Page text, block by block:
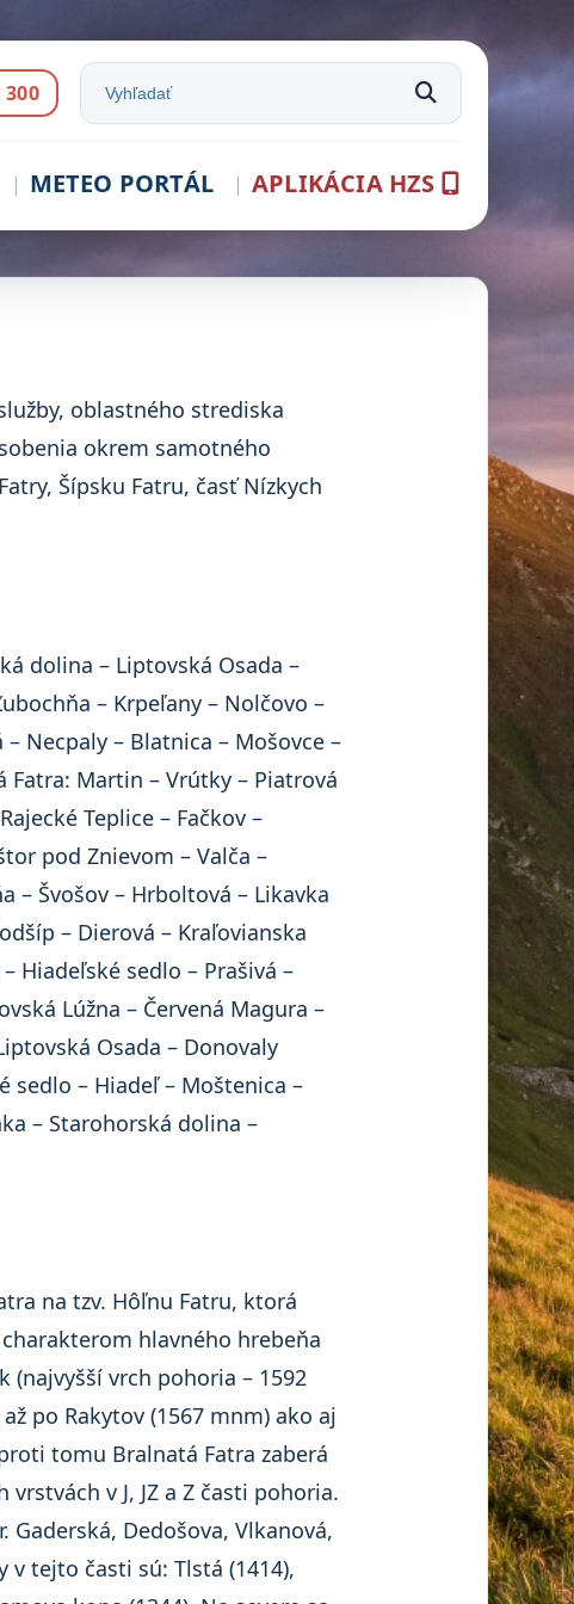
300 Vyhľadať na stránke
METEO PORTÁL APLIKÁCIA HZS
oblastného strediska
okrem samotného
Šípsku Fatru, časť Nízkych
dolina – Liptovská Osada –
– Krpeľany – Nolčovo –
Necpaly – Blatnica – Mošovce –
Fatra: Martin – Vrútky – Piatrová
Teplice – Fačkov –
pod Znievom – Valča –
– Švošov – Hrboltová – Likavka
– Dierová – Kraľovianska
Hiadeľské sedlo – Prašivá –
Lúžna – Červená Magura –
Osada – Donovaly
sedlo – Hiadeľ – Moštenica –
– Starohorská dolina –
na tzv. Hôľnu Fatru, ktorá
hlavného hrebeňa
(najvyšší vrch pohoria – 1592
po Rakytov (1567 mnm) ako aj
tomu Bralnatá Fatra zaberá
v J, JZ a Z časti pohoria.
Dedošova, Vlkanová,
v tejto časti sú: Tlstá (1414),